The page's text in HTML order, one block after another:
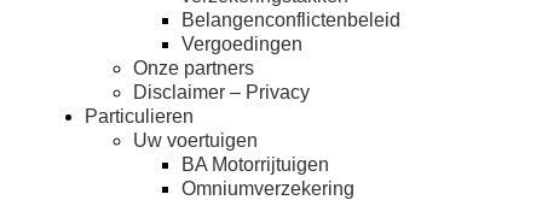
Belangenconflictenbeleid
Vergoedingen
Onze partners
Disclaimer – Privacy
Particulieren
Uw voertuigen
BA Motorrijtuigen
Omniumverzekering